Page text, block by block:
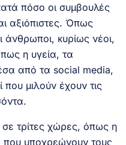
πόσο οι συμβουλές
αξιόπιστες. Όπως
άνθρωποι, κυρίως νέοι,
η υγεία, τα
από τα social media,
μιλούν έχουν τις
σε τρίτες χώρες, όπως η
που υποχρεώνουν τους